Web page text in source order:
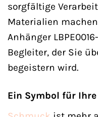
sorgfältige
Materialien
Anhänger
Begleiter, der Sie
begeistern wird.
Ein Symbol für